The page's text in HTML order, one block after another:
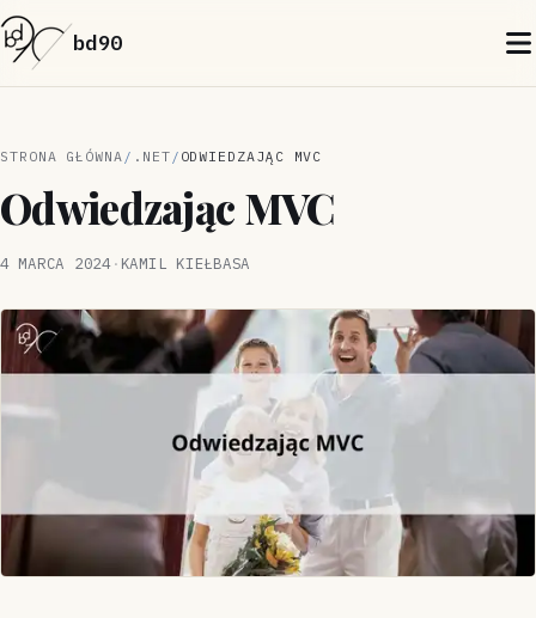
bd90
STRONA GŁÓWNA .NET ODWIEDZAJĄC MVC
Odwiedzając MVC
4 MARCA 2024· KAMIL KIEŁBASA